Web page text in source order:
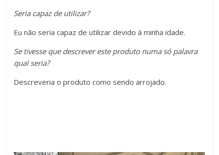
Seria capaz de utilizar?
Eu não seria capaz de utilizar devido à minha idade.
Se tivesse que descrever este produto numa só palavra
qual seria?
Descreveria o produto como sendo arrojado.